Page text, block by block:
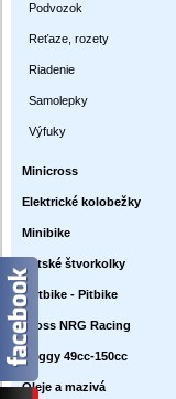
Podvozok
Reťaze, rozety
Riadenie
Samolepky
Výfuky
Minicross
Elektrické kolobežky
Minibike
Detské štvorkolky
Dirtbike - Pitbike
Cross NRG Racing
Buggy 49cc-150cc
Oleje a mazivá